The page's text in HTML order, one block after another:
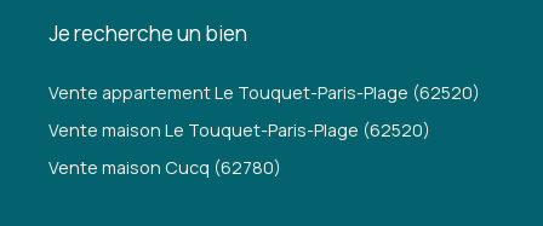
Je recherche un bien
Vente appartement Le Touquet-Paris-Plage (62520)
Vente maison Le Touquet-Paris-Plage (62520)
Vente maison Cucq (62780)